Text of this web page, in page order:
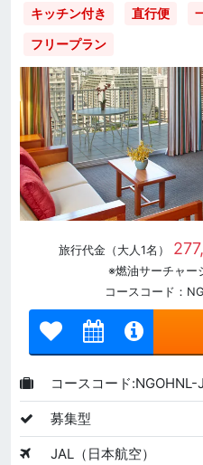
キッチン付き 直行便
フリープラン
旅行代金（大人1名）
※燃油サーチャー
コースコード：
コースコード
募集型
JAL（日本航空）